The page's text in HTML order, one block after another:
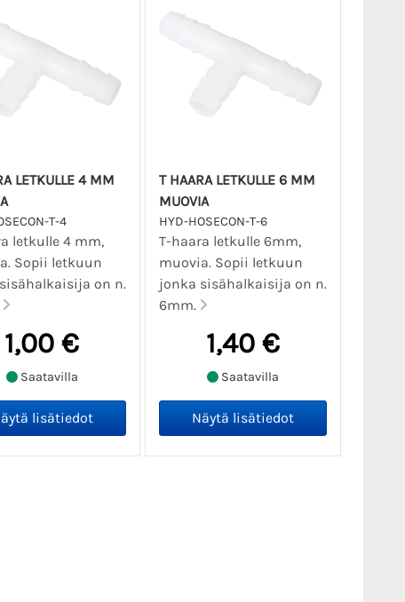
LETKULLE 4 MM
T-4
letkulle 4 mm,
Sopii letkuun
on n.
1,00 €
Saatavilla
T HAARA LETKULLE 6 MM
MUOVIA
HYD-HOSECON-T-6
T-haara letkulle 6mm,
muovia. Sopii letkuun
jonka sisähalkaisija on n.
6mm.
1,40 €
Saatavilla